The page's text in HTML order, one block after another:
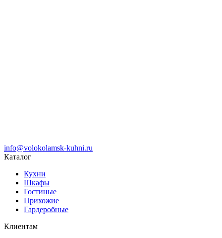
info@volokolamsk-kuhni.ru
Каталог
Кухни
Шкафы
Гостиные
Прихожие
Гардеробные
Клиентам